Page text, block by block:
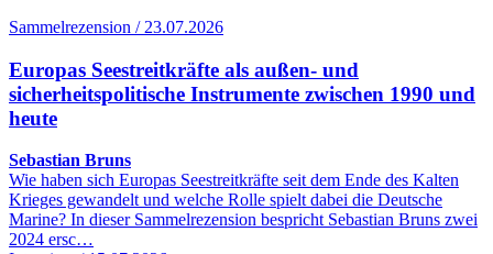
Sammelrezension / 23.07.2026
Europas Seestreitkräfte als außen- und
sicherheitspolitische Instrumente zwischen 1990 und
heute
Sebastian Bruns
Wie haben sich Europas Seestreitkräfte seit dem Ende des Kalten
Krieges gewandelt und welche Rolle spielt dabei die Deutsche
Marine? In dieser Sammelrezension bespricht Sebastian Bruns zwei
2024 ersc…